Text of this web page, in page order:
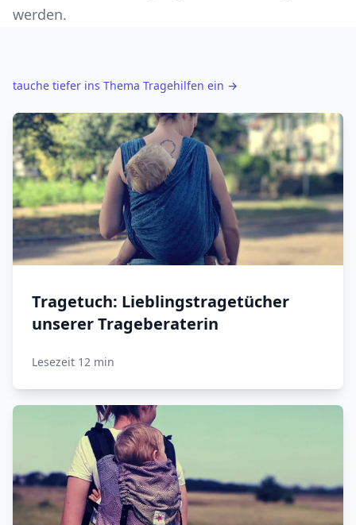
werden.
tauche tiefer ins Thema Tragehilfen ein →
Tragetuch: Lieblingstragetücher
unserer Trageberaterin
Lesezeit 12 min